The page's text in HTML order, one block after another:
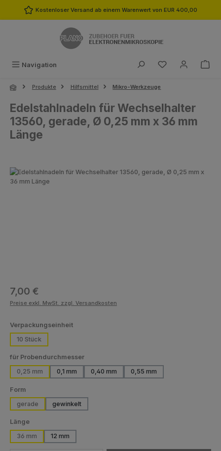
Zum Hauptinhalt springen
Kostenloser Versand ab einem Warenwert von EUR 400,00
Navigation Du hast 0
Produkte Hilfsmittel Mikro-Werkzeuge
Edelstahlnadeln für Wechselhalter
13560, gerade, Ø 0,25 mm x 36 mm
Länge
Bildergalerie überspringen
Regulärer Preis:
7,00 €
Preise exkl. MwSt. zzgl. Versandkosten
Verpackungseinheitauswählen
10 Stück
für Probendurchmesserauswählen
0,25 mm
0,1 mm
(Diese Option ist zurzeit nicht verfügbar.)
0,40 mm 0,55 mm
Form
gerade
gewinkelt
Längeauswählen
36 mm
12 mm
(Diese Option ist zurzeit nicht verfügbar.)